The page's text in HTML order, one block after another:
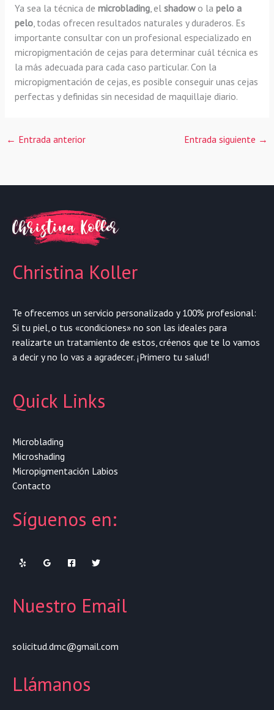
Ya sea la técnica de microblading, el shadowo la pelo a
pelo, todas ofrecen resultados naturales y duraderos. Es
importante consultar con un profesional especializado en
micropigmentación de cejas para determinar cuál técnica es
la más adecuada para cada caso particular. Con la
micropigmentación de cejas, es posible conseguir unas cejas
perfectas y definidas sin necesidad de maquillaje diario.
← Entrada anterior Entrada siguiente →
Christina Koller
Te ofrecemos un servicio personalizado y 100% profesional:
Si tu piel, o tus «condiciones» no son las ideales para
realizarte un tratamiento de estos, créenos que te lo vamos
a decir y no lo vas a agradecer. ¡Primero tu salud!
Quick Links
Microblading
Microshading
Micropigmentación Labios
Contacto
Síguenos en:
Nuestro Email
solicitud.dmc@gmail.com
Llámanos